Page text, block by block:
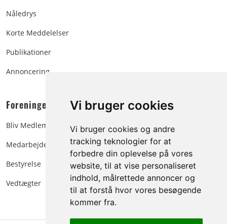
Vi bruger cookies
Vi bruger cookies og andre
tracking teknologier for at
forbedre din oplevelse på vores
website, til at vise personaliseret
indhold, målrettede annoncer og
til at forstå hvor vores besøgende
kommer fra.
Nåledrys
Korte Meddelelser
Publikationer
Annoncering
Foreningen:
Bliv Medlem
Medarbejdere
Bestyrelse
Vedtægter